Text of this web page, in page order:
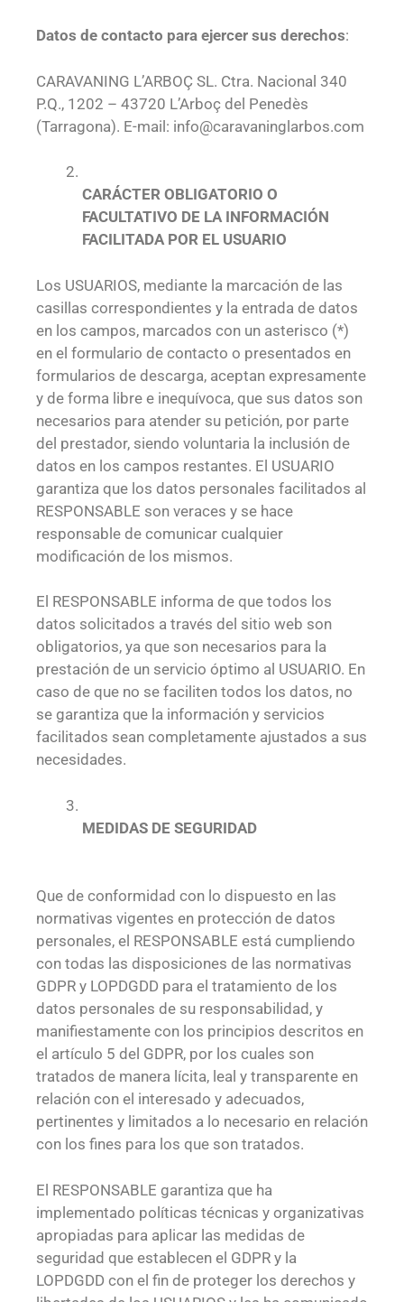
Datos de contacto para ejercer sus derechos:
CARAVANING L’ARBOÇ SL. Ctra. Nacional 340
P.Q., 1202 – 43720 L’Arboç del Penedès
(Tarragona). E-mail: info@caravaninglarbos.com
CARÁCTER OBLIGATORIO O
FACULTATIVO DE LA INFORMACIÓN
FACILITADA POR EL USUARIO
Los USUARIOS, mediante la marcación de las
casillas correspondientes y la entrada de datos
en los campos, marcados con un asterisco (*)
en el formulario de contacto o presentados en
formularios de descarga, aceptan expresamente
y de forma libre e inequívoca, que sus datos son
necesarios para atender su petición, por parte
del prestador, siendo voluntaria la inclusión de
datos en los campos restantes. El USUARIO
garantiza que los datos personales facilitados al
RESPONSABLE son veraces y se hace
responsable de comunicar cualquier
modificación de los mismos.
El RESPONSABLE informa de que todos los
datos solicitados a través del sitio web son
obligatorios, ya que son necesarios para la
prestación de un servicio óptimo al USUARIO. En
caso de que no se faciliten todos los datos, no
se garantiza que la información y servicios
facilitados sean completamente ajustados a sus
necesidades.
MEDIDAS DE SEGURIDAD
Que de conformidad con lo dispuesto en las
normativas vigentes en protección de datos
personales, el RESPONSABLE está cumpliendo
con todas las disposiciones de las normativas
GDPR y LOPDGDD para el tratamiento de los
datos personales de su responsabilidad, y
manifiestamente con los principios descritos en
el artículo 5 del GDPR, por los cuales son
tratados de manera lícita, leal y transparente en
relación con el interesado y adecuados,
pertinentes y limitados a lo necesario en relación
con los fines para los que son tratados.
El RESPONSABLE garantiza que ha
implementado políticas técnicas y organizativas
apropiadas para aplicar las medidas de
seguridad que establecen el GDPR y la
LOPDGDD con el fin de proteger los derechos y